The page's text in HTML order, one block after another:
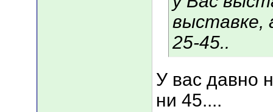
выставке,
25-45..
У вас давно
ни 45....